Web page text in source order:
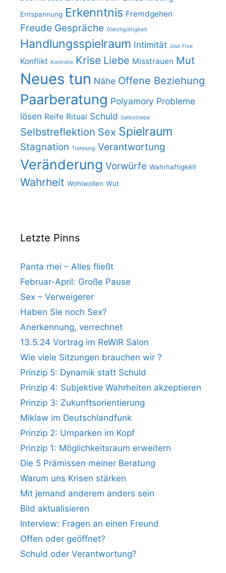
Entspannung Erkenntnis Fremdgehen
Freude Gespräche Gleichgültigkeit
Handlungsspielraum Intimität Jour Fixe
Konflikt Kontrolle Krise Liebe Misstrauen Mut
Neues tun Nähe Offene Beziehung
Paarberatung Polyamory Probleme
lösen Reife Ritual Schuld Selbstliebe
Selbstreflektion Sex Spielraum
Stagnation Trennung Verantwortung
Veränderung Vorwürfe Wahrhaftigkéit
Wahrheit Wohlwollen Wut
Letzte Pinns
Panta rhei – Alles fließt
Februar-April: Große Pause
Sex – Verweigerer
Haben Sie noch Sex?
Anerkennung, verrechnet
13.5.24 Vortrag im ReWIR Salon
Wie viele Sitzungen brauchen wir ?
Prinzip 5: Dynamik statt Schuld
Prinzip 4: Subjektive Wahrheiten akzeptieren
Prinzip 3: Zukunftsorientierung
Miklaw im Deutschlandfunk
Prinzip 2: Umparken im Kopf
Prinzip 1: Möglichkeitsraum erweitern
Die 5 Prämissen meiner Beratung
Warum uns Krisen stärken
Mit jemand anderem anders sein
Bild aktualisieren
Interview: Fragen an einen Freund
Offen oder geöffnet?
Schuld oder Verantwortung?